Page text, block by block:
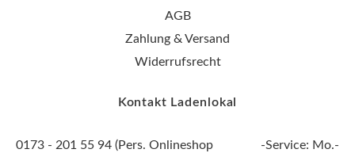
AGB
Zahlung & Versand
Widerrufsrecht
Kontakt Ladenlokal
0173 - 201 55 94 (Pers. Onlineshop -Service: Mo.-